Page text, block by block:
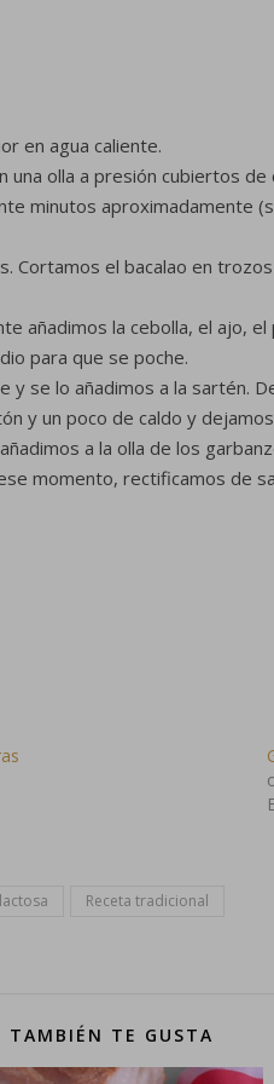
en agua caliente.
olla a presión cubiertos de
minutos aproximadamente
Cortamos el bacalao en
añadimos la cebolla, el ajo,
para que se poche.
y se lo añadimos a la sartén.
y un poco de caldo y
a la olla de los
momento, rectificamos de
Receta tradicional
TAMBIÉN TE GUSTA